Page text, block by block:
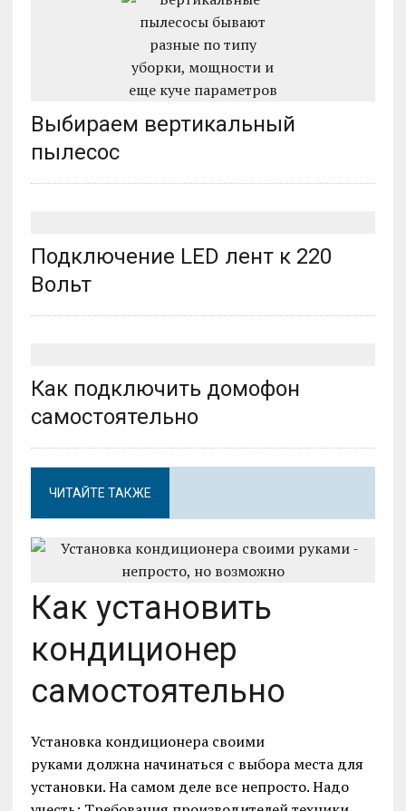
Выбираем вертикальный
пылесос
Подключение LED лент к 220
Вольт
Как подключить домофон
самостоятельно
ЧИТАЙТЕ ТАКЖЕ
Как установить
кондиционер
самостоятельно
Установка кондиционера своими
руками должна начинаться с выбора места для
установки. На самом деле все непросто. Надо